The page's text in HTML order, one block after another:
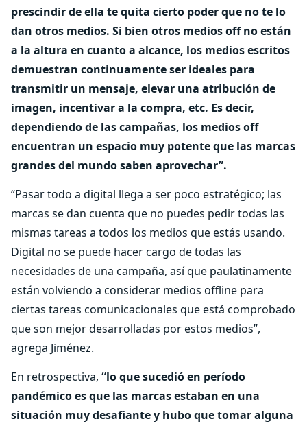
prescindir de ella te quita cierto poder que no te lo
dan otros medios. Si bien otros medios off no están
a la altura en cuanto a alcance, los medios escritos
demuestran continuamente ser ideales para
transmitir un mensaje, elevar una atribución de
imagen, incentivar a la compra, etc. Es decir,
dependiendo de las campañas, los medios off
encuentran un espacio muy potente que las marcas
grandes del mundo saben aprovechar”.
“Pasar todo a digital llega a ser poco estratégico; las
marcas se dan cuenta que no puedes pedir todas las
mismas tareas a todos los medios que estás usando.
Digital no se puede hacer cargo de todas las
necesidades de una campaña, así que paulatinamente
están volviendo a considerar medios offline para
ciertas tareas comunicacionales que está comprobado
que son mejor desarrolladas por estos medios”,
agrega Jiménez.
En retrospectiva, “lo que sucedió en período
pandémico es que las marcas estaban en una
situación muy desafiante y hubo que tomar alguna